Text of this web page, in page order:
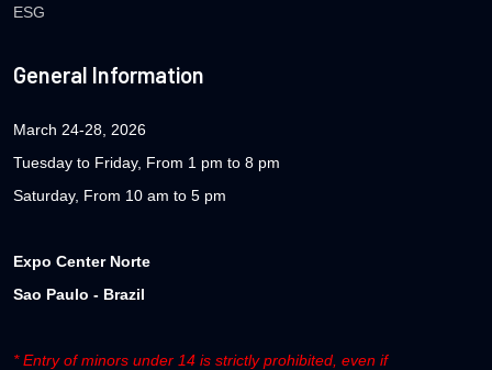
ESG
General Information
March 24-28, 2026
Tuesday to Friday, From 1 pm to 8 pm
Saturday, From 10 am to 5 pm
Expo Center Norte
Sao Paulo - Brazil
* Entry of minors under 14 is strictly prohibited, even if